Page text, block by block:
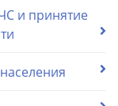
и принятие